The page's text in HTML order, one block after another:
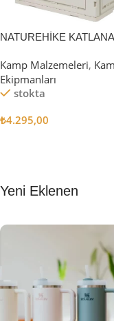
NATUREHİKE
Kamp Malzemeleri,
Ekipmanları
stokta
₺4.295,00
Yeni Eklenen